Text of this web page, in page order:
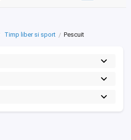
Timp liber si sport Pescuit